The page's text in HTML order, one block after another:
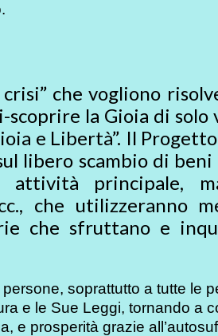
che vogliono
la Gioia di solo
e Libertà”. Il
libero scambio di beni
attività principale,
che utilizzeranno
che sfruttano e
soprattutto a tutte le
e le Sue Leggi, tornando a
e prosperità grazie